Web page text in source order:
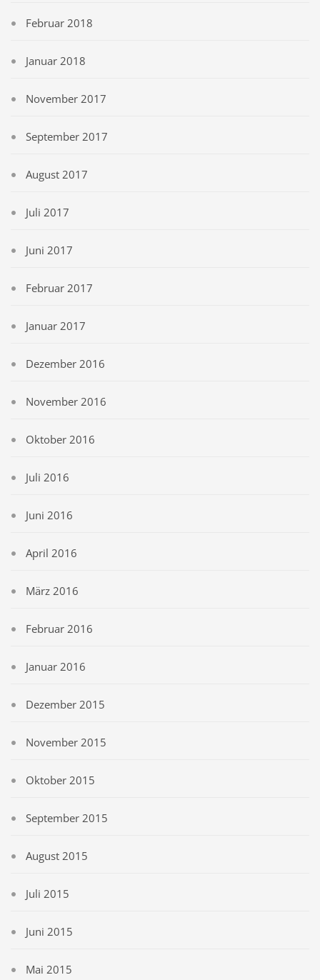
Februar 2018
Januar 2018
November 2017
September 2017
August 2017
Juli 2017
Juni 2017
Februar 2017
Januar 2017
Dezember 2016
November 2016
Oktober 2016
Juli 2016
Juni 2016
April 2016
März 2016
Februar 2016
Januar 2016
Dezember 2015
November 2015
Oktober 2015
September 2015
August 2015
Juli 2015
Juni 2015
Mai 2015